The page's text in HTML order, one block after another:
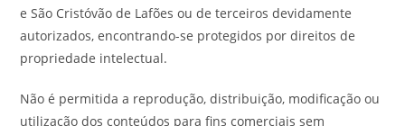
e São Cristóvão de Lafões ou de terceiros devidamente
autorizados, encontrando-se protegidos por direitos de
propriedade intelectual.
Não é permitida a reprodução, distribuição, modificação ou
utilização dos conteúdos para fins comerciais sem